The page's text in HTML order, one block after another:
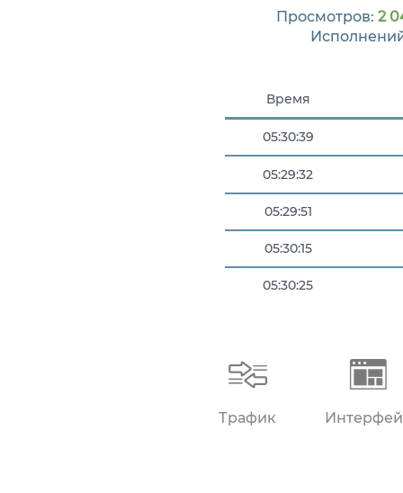
Просмотров: 2
Время
05:30:39
05:29:32
05:29:51
05:30:15
05:30:25
Трафик